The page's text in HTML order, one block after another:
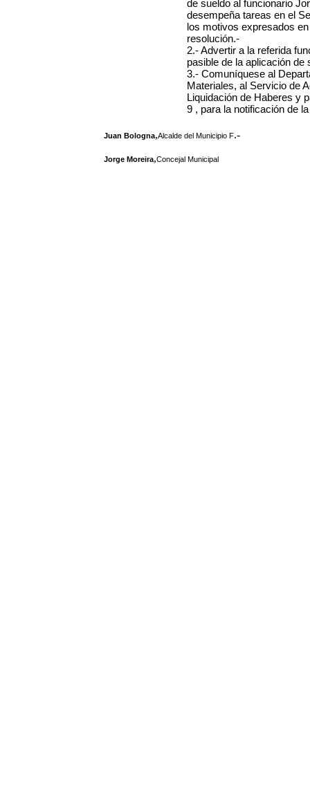
de sueldo al funcionario
desempeña tareas en el
los motivos expresados
resolución.-
2.- Advertir a la referida
pasible de la aplicación
3.- Comuníquese al
Materiales, al Servicio de
Liquidación de Haberes y
9 , para la notificación de
Juan Bologna,Alcalde del Municipio F.-
Jorge Moreira,Concejal Municipal